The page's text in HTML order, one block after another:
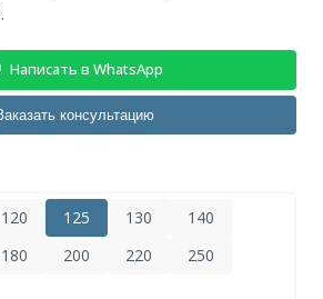
Написать в WhatsApp
консультацию
120 125 130
140
180 200 220
250